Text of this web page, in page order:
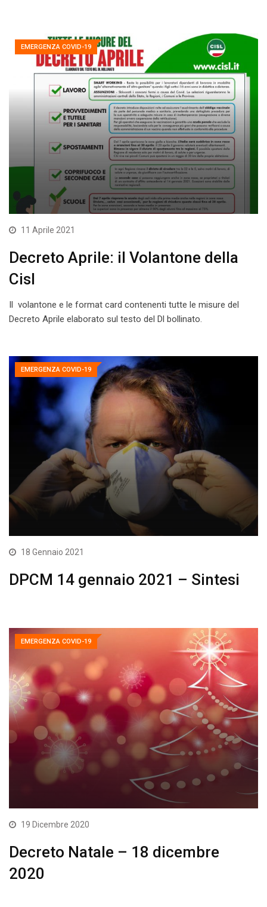
EMERGENZA COVID-19
11 Aprile 2021
Decreto Aprile: il Volantone della
Cisl
Il volantone e le format card contenenti tutte le misure del
Decreto Aprile elaborato sul testo del Dl bollinato.
EMERGENZA COVID-19
18 Gennaio 2021
DPCM 14 gennaio 2021 – Sintesi
EMERGENZA COVID-19
19 Dicembre 2020
Decreto Natale – 18 dicembre
2020